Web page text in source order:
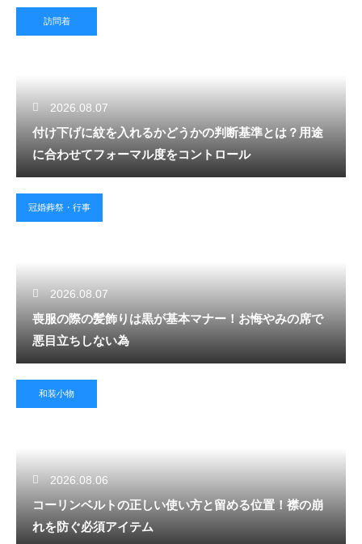
訪問着
2026.08.07
付け下げに紋を入れるかどうかの判断基準とは？用途
に合わせてフォーマル度をコントロール
冠婚葬祭・行事
2026.08.07
喪服の際の髪飾りは黒が基本マナー！お悔やみの席で
悪目立ちしない為
和装小物
2026.08.06
コーリンベルトの正しい使い方と留める位置！襟の崩
れを防ぐ必須アイテム